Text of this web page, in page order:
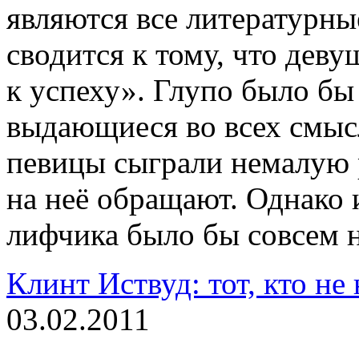
являются все
сводится к тому, что
к успеху». Глупо было
выдающиеся во всех
певицы сыграли немалую
на неё обращают. Однако
лифчика было бы совсем
Клинт Иствуд: тот, кто не
03.02.2011